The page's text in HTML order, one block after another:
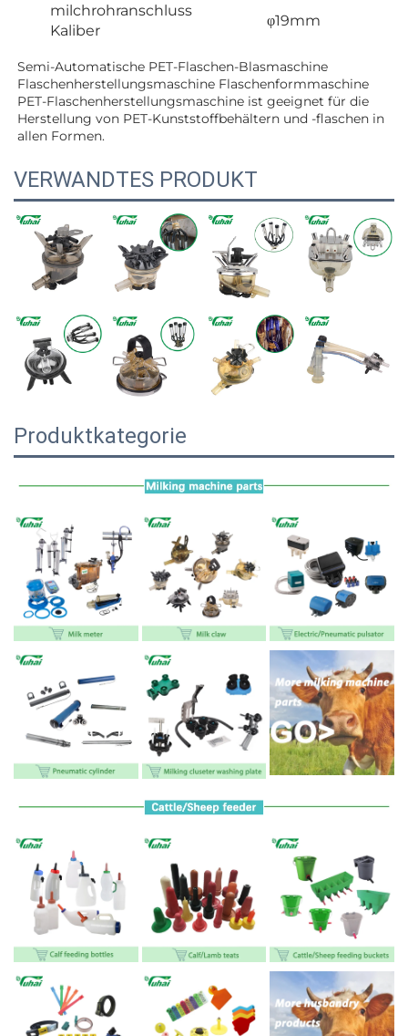
milchrohranschluss
Kaliber
φ19mm
Semi-Automatische PET-Flaschen-Blasmaschine
Flaschenherstellungsmaschine Flaschenformmaschine
PET-Flaschenherstellungsmaschine ist geeignet für die
Herstellung von PET-Kunststoffbehältern und -flaschen in
allen Formen.
VERWANDTES PRODUKT
Produktkategorie